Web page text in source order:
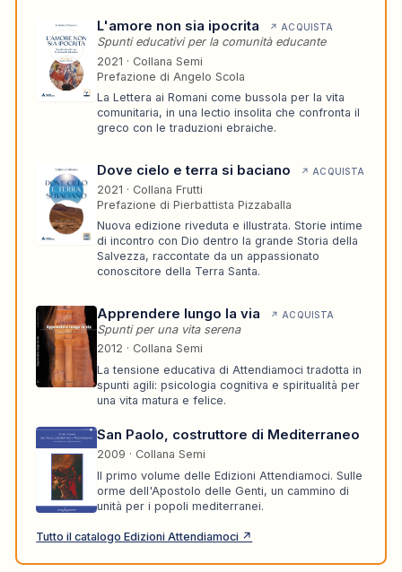
L'amore non sia ipocrita ↗ ACQUISTA
Spunti educativi per la comunità educante
2021 · Collana Semi
Prefazione di Angelo Scola
La Lettera ai Romani come bussola per la vita
comunitaria, in una lectio insolita che confronta il
greco con le traduzioni ebraiche.
Dove cielo e terra si baciano ↗ ACQUISTA
2021 · Collana Frutti
Prefazione di Pierbattista Pizzaballa
Nuova edizione riveduta e illustrata. Storie intime
di incontro con Dio dentro la grande Storia della
Salvezza, raccontate da un appassionato
conoscitore della Terra Santa.
Apprendere lungo la via ↗ ACQUISTA
Spunti per una vita serena
2012 · Collana Semi
La tensione educativa di Attendiamoci tradotta in
spunti agili: psicologia cognitiva e spiritualità per
una vita matura e felice.
San Paolo, costruttore di Mediterraneo
2009 · Collana Semi
Il primo volume delle Edizioni Attendiamoci. Sulle
orme dell'Apostolo delle Genti, un cammino di
unità per i popoli mediterranei.
Tutto il catalogo Edizioni Attendiamoci ↗